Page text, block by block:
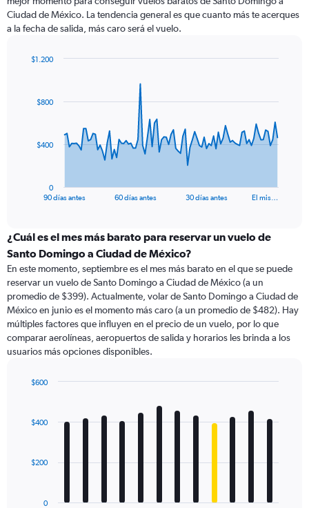
Ciudad de México. La tendencia general es que cuanto más te acerques
a la fecha de salida, más caro será el vuelo.
data
The
categories.
Range:
categories.
The
chart
has
1
Y
axis
values.
to
90 días antes 60 días antes 30 días antes El mis…
0
$400
$800
$1.200
¿Cuál es el mes más barato para reservar un vuelo de
Santo Domingo a Ciudad de México?
En este momento, septiembre es el mes más barato en el que se puede
reservar un vuelo de Santo Domingo a Ciudad de México (a un
promedio de $399). Actualmente, volar de Santo Domingo a Ciudad de
México en junio es el momento más caro (a un promedio de $482). Hay
múltiples factores que influyen en el precio de un vuelo, por lo que
comparar aerolíneas, aeropuertos de salida y horarios les brinda a los
usuarios más opciones disponibles.
with
12
The
0
$200
$400
$600